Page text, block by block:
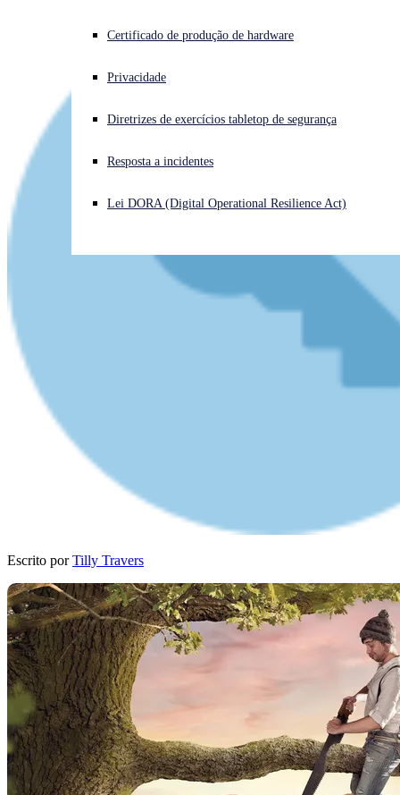
Enfrentando um ataque cibernético? Obtenha ajuda imediata
Open search
Português (Brasil) Open language switcher
Certificado de produção de hardware
Privacidade
Diretrizes de exercícios tabletop de segurança
Resposta a incidentes
Lei DORA (Digital Operational Resilience Act)
Escrito por Tilly Travers